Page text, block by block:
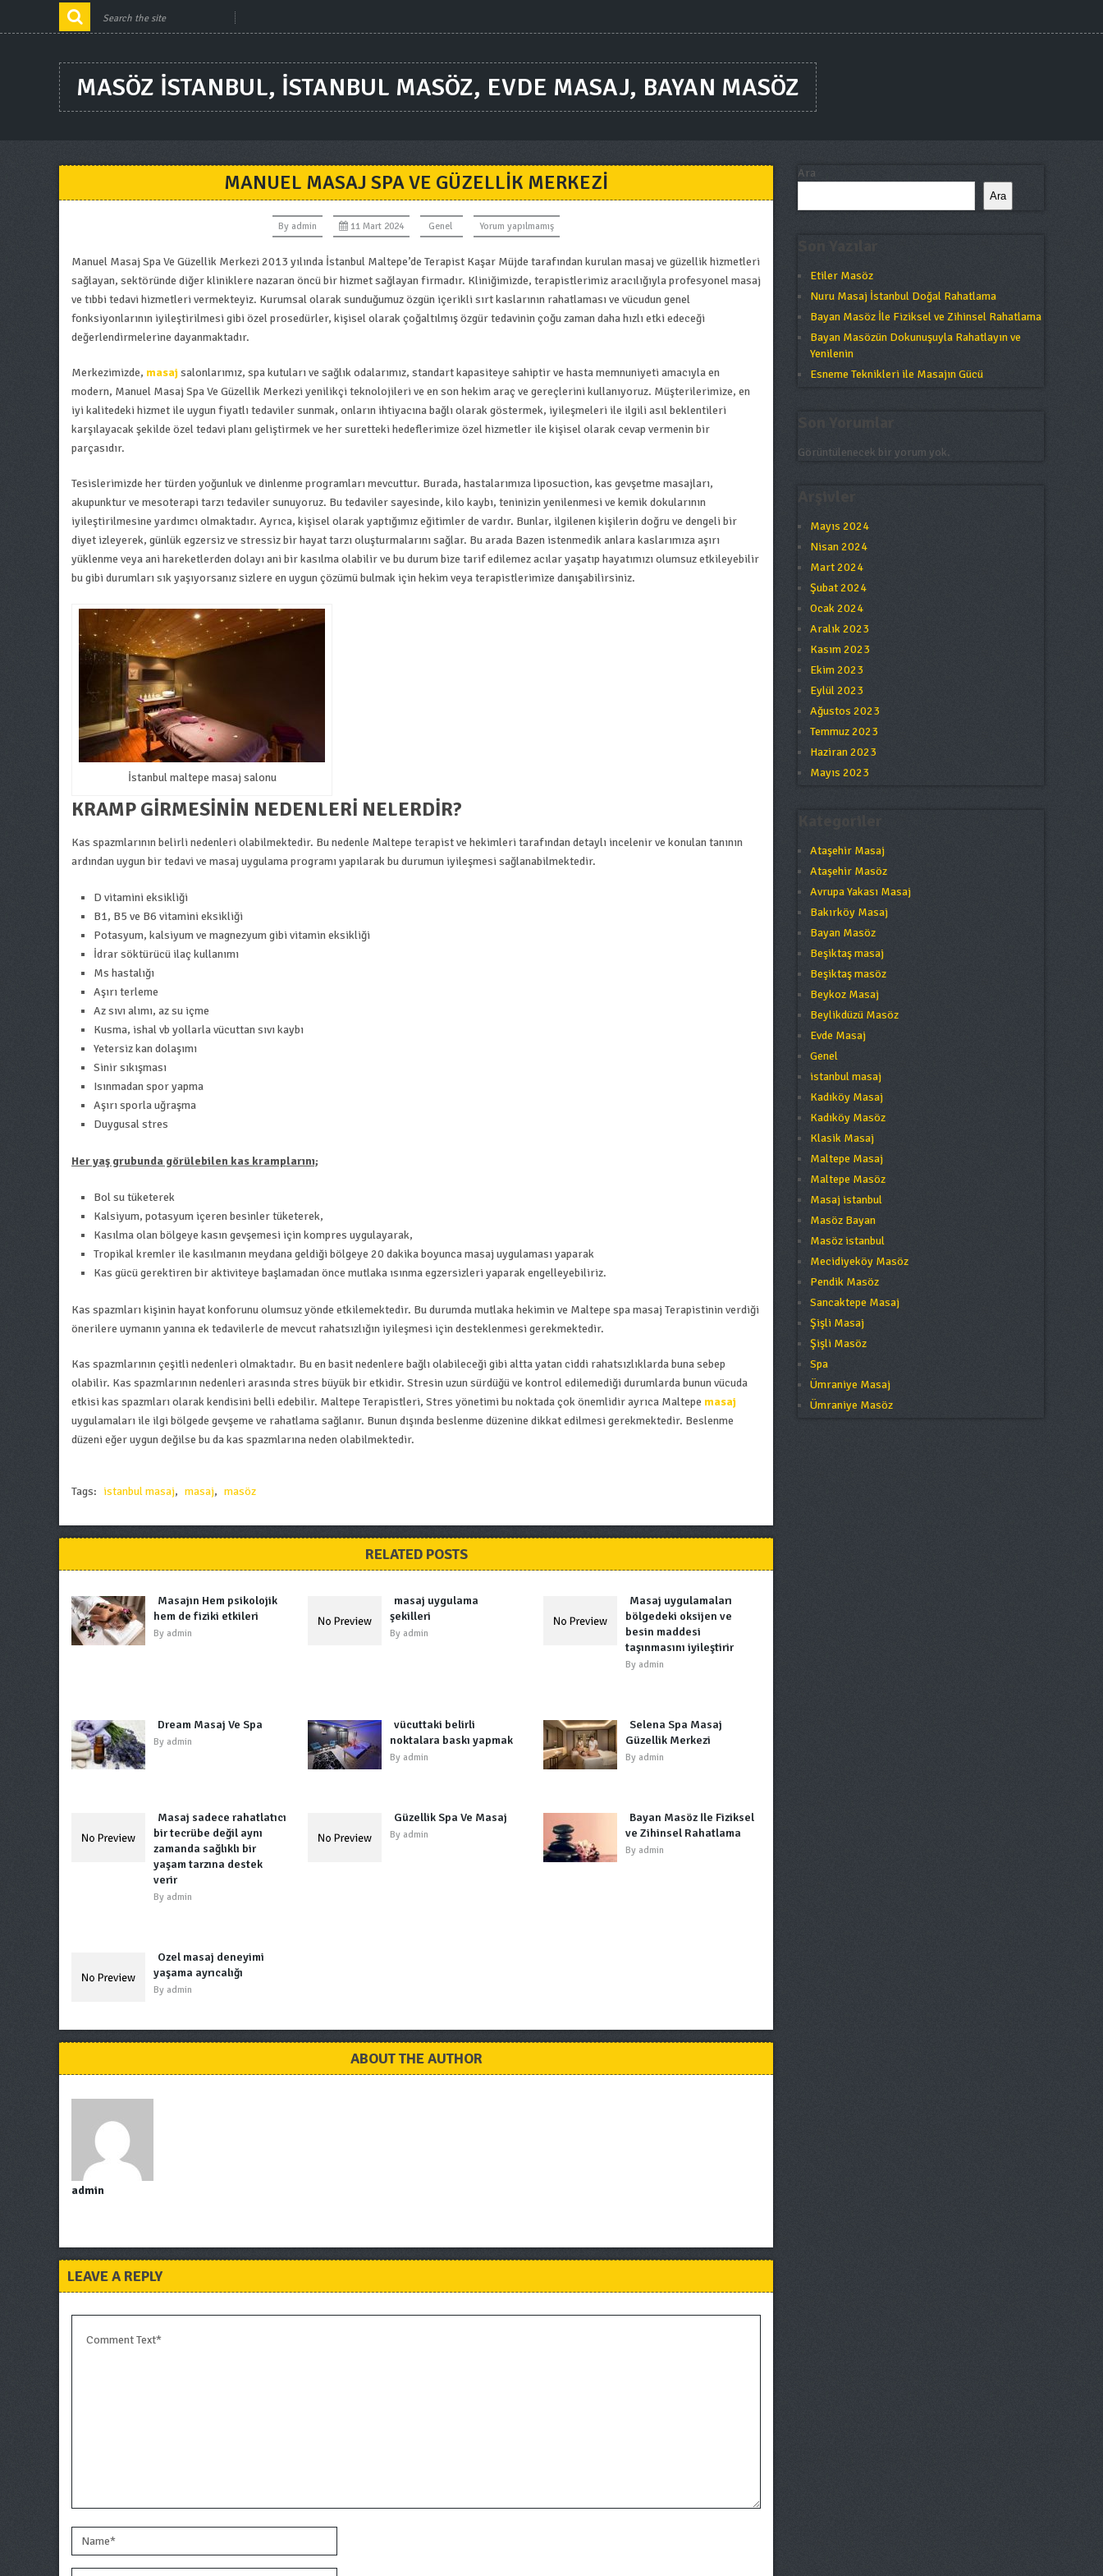
MASÖZ ISTANBUL, ISTANBUL MASÖZ, EVDE MASAJ, BAYAN MASÖZ
MANUEL MASAJ SPA VE GÜZELLIK MERKEZI
By admin 11 Mart 2024 Genel Yorum yapılmamış
Manuel Masaj Spa Ve Güzellik Merkezi 2013 yılında İstanbul Maltepe’de Terapist Kaşar Müjde tarafından kurulan masaj ve güzellik hizmetleri
sağlayan, sektöründe diğer kliniklere nazaran öncü bir hizmet sağlayan firmadır. Kliniğimizde, terapistlerimiz aracılığıyla profesyonel masaj
ve tıbbi tedavi hizmetleri vermekteyiz. Kurumsal olarak sunduğumuz özgün içerikli sırt kaslarının rahatlaması ve vücudun genel
fonksiyonlarının iyileştirilmesi gibi özel prosedürler, kişisel olarak çoğaltılmış özgür tedavinin çoğu zaman daha hızlı etki edeceği
değerlendirmelerine dayanmaktadır.
Merkezimizde, masajsalonlarımız, spa kutuları ve sağlık odalarımız, standart kapasiteye sahiptir ve hasta memnuniyeti amacıyla en
modern, Manuel Masaj Spa Ve Güzellik Merkezi yenilikçi teknolojileri ve en son hekim araç ve gereçlerini kullanıyoruz. Müşterilerimize, en
iyi kalitedeki hizmet ile uygun fiyatlı tedaviler sunmak, onların ihtiyacına bağlı olarak göstermek, iyileşmeleri ile ilgili asıl beklentileri
karşılayacak şekilde özel tedavi planı geliştirmek ve her suretteki hedeflerimize özel hizmetler ile kişisel olarak cevap vermenin bir
parçasıdır.
Tesislerimizde her türden yoğunluk ve dinlenme programları mevcuttur. Burada, hastalarımıza liposuction, kas gevşetme masajları,
akupunktur ve mesoterapi tarzı tedaviler sunuyoruz. Bu tedaviler sayesinde, kilo kaybı, teninizin yenilenmesi ve kemik dokularının
iyileştirilmesine yardımcı olmaktadır. Ayrıca, kişisel olarak yaptığımız eğitimler de vardır. Bunlar, ilgilenen kişilerin doğru ve dengeli bir
diyet izleyerek, günlük egzersiz ve stressiz bir hayat tarzı oluşturmalarını sağlar. Bu arada Bazen istenmedik anlara kaslarımıza aşırı
yüklenme veya ani hareketlerden dolayı ani bir kasılma olabilir ve bu durum bize tarif edilemez acılar yaşatıp hayatımızı olumsuz etkileyebilir
bu gibi durumları sık yaşıyorsanız sizlere en uygun çözümü bulmak için hekim veya terapistlerimize danışabilirsiniz.
İstanbul maltepe masaj salonu
KRAMP GIRMESININ NEDENLERI NELERDIR?
Kas spazmlarının belirli nedenleri olabilmektedir. Bu nedenle Maltepe terapist ve hekimleri tarafından detaylı incelenir ve konulan tanının
ardından uygun bir tedavi ve masaj uygulama programı yapılarak bu durumun iyileşmesi sağlanabilmektedir.
D vitamini eksikliği
B1, B5 ve B6 vitamini eksikliği
Potasyum, kalsiyum ve magnezyum gibi vitamin eksikliği
İdrar söktürücü ilaç kullanımı
Ms hastalığı
Aşırı terleme
Az sıvı alımı, az su içme
Kusma, ishal vb yollarla vücuttan sıvı kaybı
Yetersiz kan dolaşımı
Sinir sıkışması
Isınmadan spor yapma
Aşırı sporla uğraşma
Duygusal stres
Her yaş grubunda görülebilen kas kramplarını;
Bol su tüketerek
Kalsiyum, potasyum içeren besinler tüketerek,
Kasılma olan bölgeye kasın gevşemesi için kompres uygulayarak,
Tropikal kremler ile kasılmanın meydana geldiği bölgeye 20 dakika boyunca masaj uygulaması yaparak
Kas gücü gerektiren bir aktiviteye başlamadan önce mutlaka ısınma egzersizleri yaparak engelleyebiliriz.
Kas spazmları kişinin hayat konforunu olumsuz yönde etkilemektedir. Bu durumda mutlaka hekimin ve Maltepe spa masaj Terapistinin verdiği
önerilere uymanın yanına ek tedavilerle de mevcut rahatsızlığın iyileşmesi için desteklenmesi gerekmektedir.
Kas spazmlarının çeşitli nedenleri olmaktadır. Bu en basit nedenlere bağlı olabileceği gibi altta yatan ciddi rahatsızlıklarda buna sebep
olabilir. Kas spazmlarının nedenleri arasında stres büyük bir etkidir. Stresin uzun sürdüğü ve kontrol edilemediği durumlarda bunun vücuda
etkisi kas spazmları olarak kendisini belli edebilir. Maltepe Terapistleri, Stres yönetimi bu noktada çok önemlidir ayrıca Maltepe masaj
uygulamaları ile ilgi bölgede gevşeme ve rahatlama sağlanır. Bunun dışında beslenme düzenine dikkat edilmesi gerekmektedir. Beslenme
düzeni eğer uygun değilse bu da kas spazmlarına neden olabilmektedir.
Tags: istanbul masaj, masaj, masöz
RELATED POSTS
Masajın Hem psikolojik
hem de fiziki etkileri
By admin
masaj uygulama
şekilleri
By admin
Masaj uygulamaları
bölgedeki oksijen ve
besin maddesi
taşınmasını iyileştirir
By admin
Dream Masaj Ve Spa
By admin
vücuttaki belirli
noktalara baskı yapmak
By admin
Selena Spa Masaj
Güzellik Merkezi
By admin
Masaj sadece rahatlatıcı
bir tecrübe değil aynı
zamanda sağlıklı bir
yaşam tarzına destek
verir
By admin
Güzellik Spa Ve Masaj
By admin
Bayan Masöz İle Fiziksel
ve Zihinsel Rahatlama
By admin
Özel masaj deneyimi
yaşama ayrıcalığı
By admin
ABOUT THE AUTHOR
admin
LEAVE A REPLY
Ara
Ara
Etiler Masöz
Nuru Masaj İstanbul Doğal Rahatlama
Bayan Masöz İle Fiziksel ve Zihinsel Rahatlama
Bayan Masözün Dokunuşuyla Rahatlayın ve
Yenilenin
Esneme Teknikleri ile Masajın Gücü
Görüntülenecek bir yorum yok.
Mayıs 2024
Nisan 2024
Mart 2024
Şubat 2024
Ocak 2024
Aralık 2023
Kasım 2023
Ekim 2023
Eylül 2023
Ağustos 2023
Temmuz 2023
Haziran 2023
Mayıs 2023
Ataşehir Masaj
Ataşehir Masöz
Avrupa Yakası Masaj
Bakırköy Masaj
Bayan Masöz
Beşiktaş masaj
Beşiktaş masöz
Beykoz Masaj
Beylikdüzü Masöz
Evde Masaj
Genel
istanbul masaj
Kadıköy Masaj
Kadıköy Masöz
Klasik Masaj
Maltepe Masaj
Maltepe Masöz
Masaj istanbul
Masöz Bayan
Masöz istanbul
Mecidiyeköy Masöz
Pendik Masöz
Sancaktepe Masaj
Şişli Masaj
Şişli Masöz
Spa
Ümraniye Masaj
Ümraniye Masöz